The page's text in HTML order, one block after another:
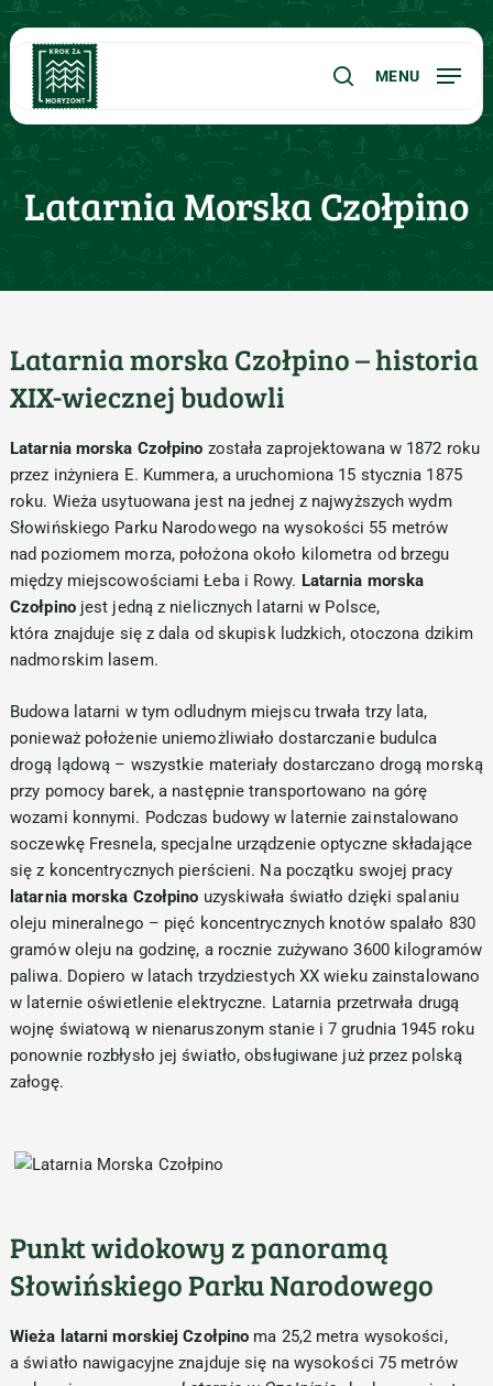
Skip
to
main
content
search
MENU
Latarnia Morska Czołpino
Latarnia morska Czołpino – historia
XIX-wiecznej budowli
Latarnia morska Czołpino została zaprojektowana w 1872 roku
przez inżyniera E. Kummera, a uruchomiona 15 stycznia 1875
roku. Wieża usytuowana jest na jednej z najwyższych wydm
Słowińskiego Parku Narodowego na wysokości 55 metrów
nad poziomem morza, położona około kilometra od brzegu
między miejscowościami Łeba i Rowy. Latarnia morska
Czołpinojest jedną z nielicznych latarni w Polsce,
która znajduje się z dala od skupisk ludzkich, otoczona dzikim
nadmorskim lasem.
Budowa latarni w tym odludnym miejscu trwała trzy lata,
ponieważ położenie uniemożliwiało dostarczanie budulca
drogą lądową – wszystkie materiały dostarczano drogą morską
przy pomocy barek, a następnie transportowano na górę
wozami konnymi. Podczas budowy w laternie zainstalowano
soczewkę Fresnela, specjalne urządzenie optyczne składające
się z koncentrycznych pierścieni. Na początku swojej pracy
latarnia morska Czołpino uzyskiwała światło dzięki spalaniu
oleju mineralnego – pięć koncentrycznych knotów spalało 830
gramów oleju na godzinę, a rocznie zużywano 3600 kilogramów
paliwa. Dopiero w latach trzydziestych XX wieku zainstalowano
w laternie oświetlenie elektryczne. Latarnia przetrwała drugą
wojnę światową w nienaruszonym stanie i 7 grudnia 1945 roku
ponownie rozbłysło jej światło, obsługiwane już przez polską
załogę.
Punkt widokowy z panoramą
Słowińskiego Parku Narodowego
Wieża latarni morskiej Czołpino ma 25,2 metra wysokości,
a światło nawigacyjne znajduje się na wysokości 75 metrów
Menu